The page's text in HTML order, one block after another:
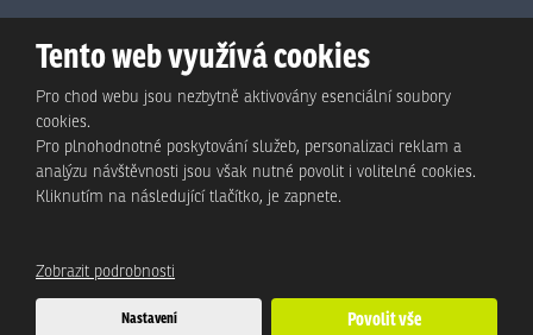
© Animo Bohemia s.r.o., 2026, vytvořila eBRÁNA s.r.o.
Mapa stránek|Podmínky použití|Ochrana osobních údajů
Tento web je chráněn pomocí Google ReCAPTCHA a platí pro něj
zásady ochrany osobních údajů
smluvní podmínky společnosti Google.
Tento web využívá cookies
Pro chod webu jsou nezbytně aktivovány esenciální soubory
cookies.
Pro plnohodnotné poskytování služeb, personalizaci reklam a
analýzu návštěvnosti jsou však nutné povolit i volitelné cookies.
Kliknutím na následující tlačítko, je zapnete.
Zobrazit podrobnosti
Nastavení Povolit vše